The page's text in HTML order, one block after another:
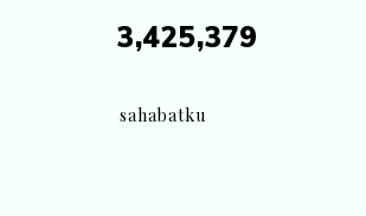
3,425,379
sahabatku